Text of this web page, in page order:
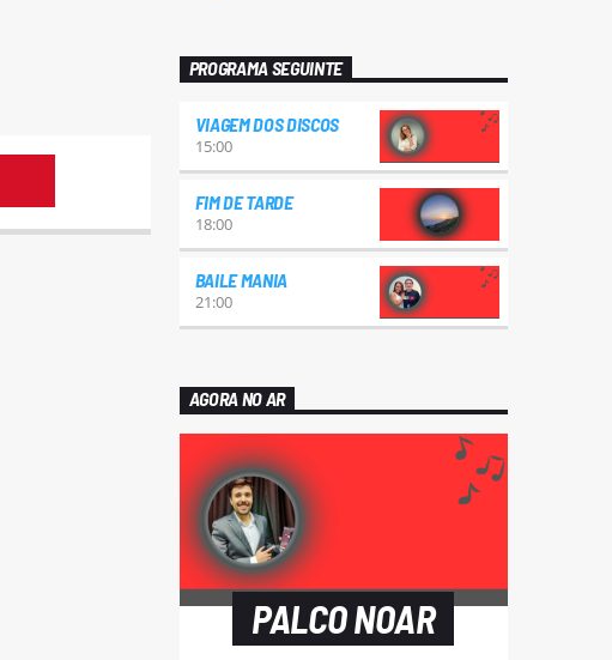
PROGRAMA SEGUINTE
VIAGEM DOS DISCOS
15:00
FIM DE TARDE
18:00
BAILE MANIA
21:00
AGORA NO AR
PALCO NOAR